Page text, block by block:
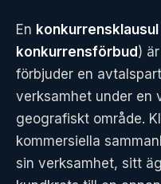
En konkurrensklausul
konkurrensförbud )
förbjuder en
verksamhet under en
geografiskt område.
kommersiella
sin verksamhet, sitt